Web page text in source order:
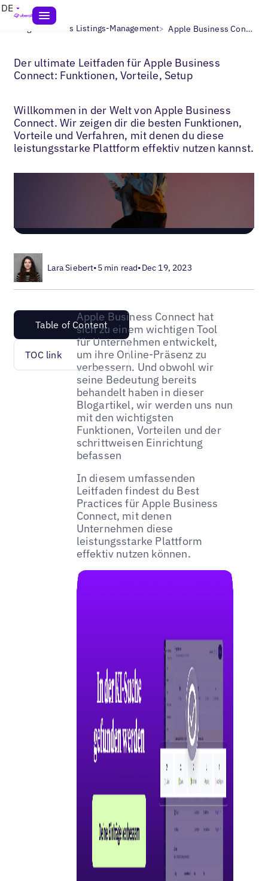
DE
Blogs> Lokales Listings-Management> Apple Business Connect Vorteile
Der ultimate Leitfaden für Apple Business
Connect: Funktionen, Vorteile, Setup
Willkommen in der Welt von Apple Business
Connect. Wir zeigen dir die besten Funktionen,
Vorteile und Verfahren, mit denen du diese
leistungsstarke Plattform effektiv nutzen kannst.
Lara Siebert•5 min read•Dec 19, 2023
Table of Content
TOC link
Apple Business Connect hat
sich zu einem wichtigen Tool
für Unternehmen entwickelt,
um ihre Online-Präsenz zu
verbessern. Und obwohl wir
seine Bedeutung bereits
behandelt haben in dieser
Blogartikel, wir werden uns nun
mit den wichtigsten
Funktionen, Vorteilen und der
schrittweisen Einrichtung
befassen
In diesem umfassenden
Leitfaden findest du Best
Practices für Apple Business
Connect, mit denen
Unternehmen diese
leistungsstarke Plattform
effektiv nutzen können.